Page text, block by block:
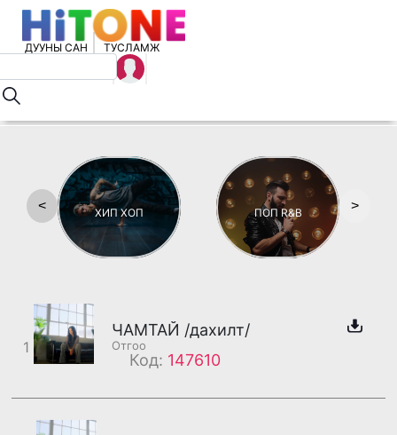
ДУУНЫ САН ТУСЛАМЖ
ХИП ХОП ПОП R&B
< >
1
ЧАМТАЙ /дахилт/
Отгоо
Код: 147610